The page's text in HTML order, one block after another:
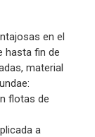
en el
hasta fin de
material
flotas de
a